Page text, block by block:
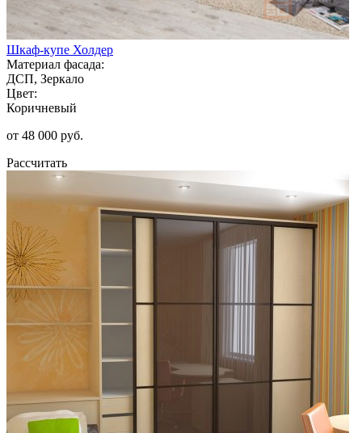
Шкаф-купе Холдер
Материал фасада:
ДСП, Зеркало
Цвет:
Коричневый
от 48 000 руб.
Рассчитать